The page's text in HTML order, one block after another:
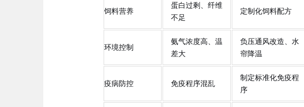
饲料营养
蛋白过剩、纤维
不足
定制化饲料配方
环境控制
氨气浓度高、温
差大
负压通风改造、水
帘降温
疫病防控 免疫程序混乱
制定标准化免疫程
序